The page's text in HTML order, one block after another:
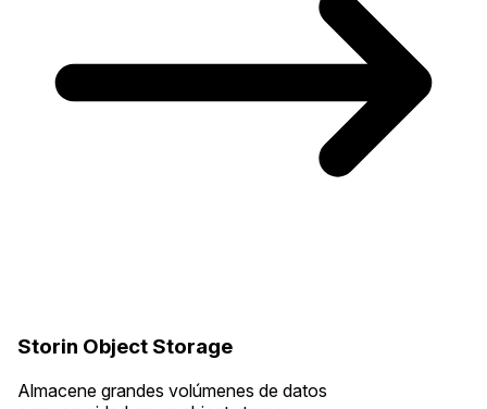
Storin Object Storage
Almacene grandes volúmenes de datos